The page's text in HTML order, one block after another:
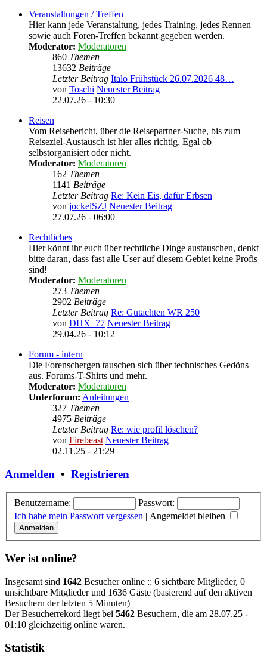
Veranstaltungen / Treffen
Hier kann jede Veranstaltung, jedes Training, jedes Rennen
sowie auch Foren-Treffen bekannt gegeben werden.
Moderator: Moderatoren
860 Themen
13632 Beiträge
Letzter Beitrag Italo Frühstück 26.07.2026 48…
von Toschi Neuester Beitrag
22.07.26 - 10:30
Reisen
Vom Reisebericht, über die Reisepartner-Suche, bis zum
Reiseziel-Austausch ist hier alles richtig. Egal ob
selbstorganisiert oder nicht.
Moderator: Moderatoren
162 Themen
1141 Beiträge
Letzter Beitrag Re: Kein Eis, dafür Erbsen
von jockelSZJ Neuester Beitrag
27.07.26 - 06:00
Rechtliches
Hier könnt ihr euch über rechtliche Dinge austauschen, denkt
bitte daran, dass fast alle User auf diesem Gebiet keine Profis
sind!
Moderator: Moderatoren
273 Themen
2902 Beiträge
Letzter Beitrag Re: Gutachten WR 250
von DHX_77 Neuester Beitrag
29.04.26 - 10:12
Forum - intern
Die Forenschergen tauschen sich über technisches Gedöns
aus. Forums-T-Shirts und mehr.
Moderator: Moderatoren
Unterforum: Anleitungen
327 Themen
4975 Beiträge
Letzter Beitrag Re: wie profil löschen?
von Firebeast Neuester Beitrag
02.11.25 - 21:29
Anmelden • Registrieren
Benutzername:
Passwort:
Ich habe mein Passwort vergessen | Angemeldet bleiben
Wer ist online?
Insgesamt sind 1642 Besucher online :: 6 sichtbare Mitglieder, 0
unsichtbare Mitglieder und 1636 Gäste (basierend auf den aktiven
Besuchern der letzten 5 Minuten)
Der Besucherrekord liegt bei 5462 Besuchern, die am 28.07.25 -
01:10 gleichzeitig online waren.
Statistik